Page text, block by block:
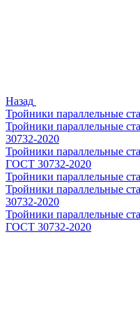
Назад
Тройники параллельные
Тройники параллельные
30732-2020
Тройники параллельные
ГОСТ 30732-2020
Тройники параллельные
Тройники параллельные
30732-2020
Тройники параллельные
ГОСТ 30732-2020